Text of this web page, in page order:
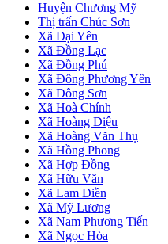
Huyện Chương Mỹ
Thị trấn Chúc Sơn
Xã Đại Yên
Xã Đồng Lạc
Xã Đồng Phú
Xã Đông Phương Yên
Xã Đông Sơn
Xã Hoà Chính
Xã Hoàng Diệu
Xã Hoàng Văn Thụ
Xã Hồng Phong
Xã Hợp Đồng
Xã Hữu Văn
Xã Lam Điền
Xã Mỹ Lương
Xã Nam Phương Tiến
Xã Ngọc Hòa